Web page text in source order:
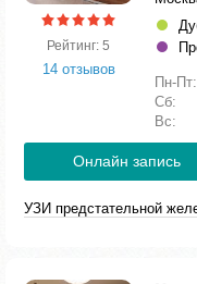
Рейтинг: 5
14 отзывов
Пн-Пт:
Сб:
Вс:
Онлайн запись
УЗИ предстательной